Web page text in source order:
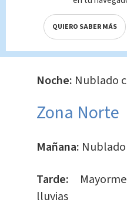
Mañana:Nublado
Tarde:Nublado
Noche: Nublado
Zona Norte
Mañana:
Tarde:
lluvias
QUIERO SABER MÁS